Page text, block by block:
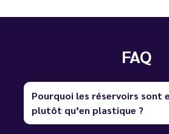
FAQ
Pourquoi les réservoirs sont
plutôt qu’en plastique ?